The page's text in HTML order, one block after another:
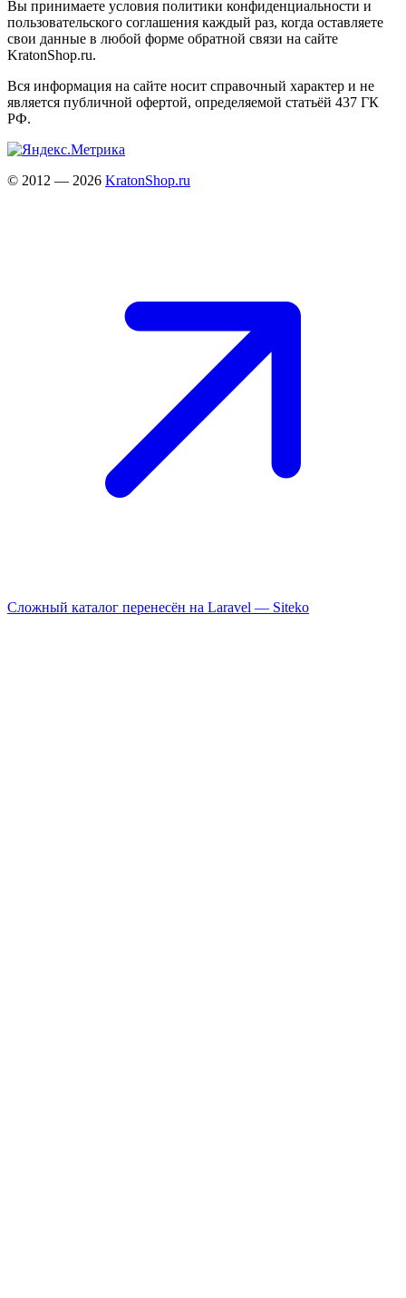
Вы принимаете условия политики конфиденциальности и
пользовательского соглашения каждый раз, когда оставляете
свои данные в любой форме обратной связи на сайте
KratonShop.ru.
Вся информация на сайте носит справочный характер и не
является публичной офертой, определяемой статьёй 437 ГК
РФ.
© 2012 — 2026 KratonShop.ru
Сложный каталог перенесён на Laravel — Siteko